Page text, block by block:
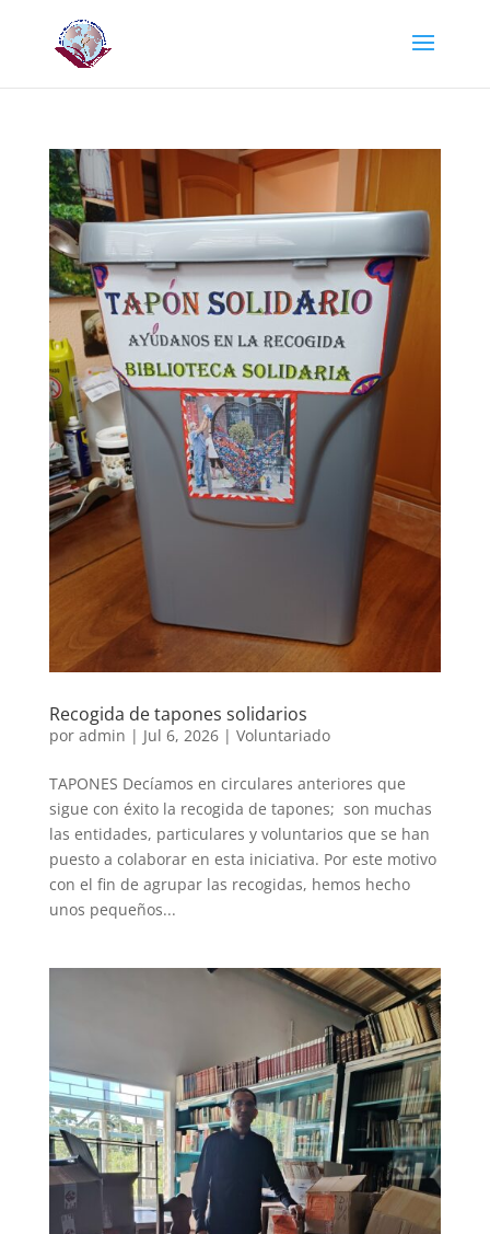
Recogida de tapones solidarios
por admin | Jul 6, 2026| Voluntariado
TAPONES Decíamos en circulares anteriores que
sigue con éxito la recogida de tapones; son muchas
las entidades, particulares y voluntarios que se han
puesto a colaborar en esta iniciativa. Por este motivo
con el fin de agrupar las recogidas, hemos hecho
unos pequeños...